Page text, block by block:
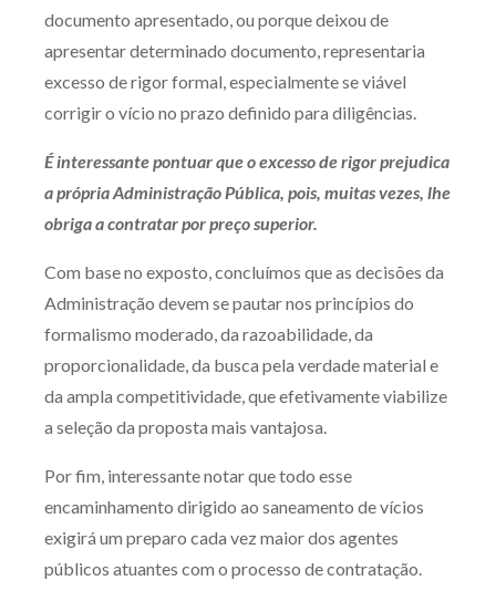
documento apresentado, ou porque deixou de
apresentar determinado documento, representaria
excesso de rigor formal, especialmente se viável
corrigir o vício no prazo definido para diligências.
É interessante pontuar que o excesso de rigor prejudica
a própria Administração Pública, pois, muitas vezes, lhe
obriga a contratar por preço superior.
Com base no exposto, concluímos que as decisões da
Administração devem se pautar nos princípios do
formalismo moderado, da razoabilidade, da
proporcionalidade, da busca pela verdade material e
da ampla competitividade, que efetivamente viabilize
a seleção da proposta mais vantajosa.
Por fim, interessante notar que todo esse
encaminhamento dirigido ao saneamento de vícios
exigirá um preparo cada vez maior dos agentes
públicos atuantes com o processo de contratação.